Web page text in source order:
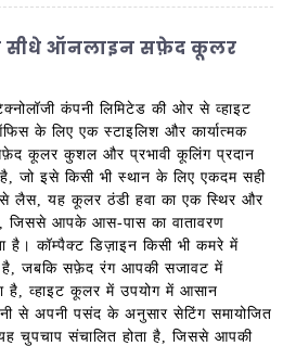
से सीधे ऑनलाइन सफ़ेद कूलर
कंपनी लिमिटेड की ओर से व्हाइट
के लिए एक स्टाइलिश और कार्यात्मक
कूलर कुशल और प्रभावी कूलिंग प्रदान
जो इसे किसी भी स्थान के लिए एकदम सही
लैस, यह कूलर ठंडी हवा का एक स्थिर और
जिससे आपके आस-पास का वातावरण
है। कॉम्पैक्ट डिज़ाइन किसी भी कमरे में
है, जबकि सफ़ेद रंग आपकी सजावट में
है, व्हाइट कूलर में उपयोग में आसान
से अपनी पसंद के अनुसार सेटिंग समायोजित
चुपचाप संचालित होता है, जिससे आपकी